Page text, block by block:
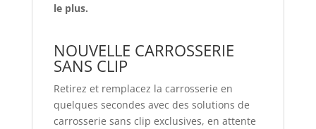
le plus.
NOUVELLE CARROSSERIE
SANS CLIP
Retirez et remplacez la carrosserie en
quelques secondes avec des solutions de
carrosserie sans clip exclusives, en attente